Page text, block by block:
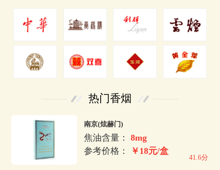
热门香烟
南京(炫赫门)
焦油含量：8mg
参考价格：
￥18元/盒
41.6分